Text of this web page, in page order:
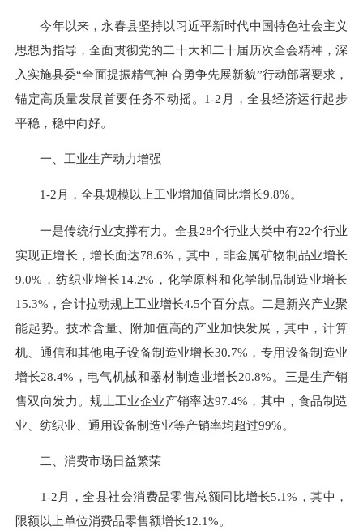
今年以来，永春县坚持以习近平新时代中国特色社会主义
思想为指导，全面贯彻党的二十大和二十届历次全会精神，深
入实施县委“全面提振精气神 奋勇争先展新貌”行动部署要求，
锚定高质量发展首要任务不动摇。1-2月，全县经济运行起步
平稳，稳中向好。
一、工业生产动力增强
1-2月，全县规模以上工业增加值同比增长9.8%。
一是传统行业支撑有力。全县28个行业大类中有22个行业
实现正增长，增长面达78.6%，其中，非金属矿物制品业增长
9.0%，纺织业增长14.2%，化学原料和化学制品制造业增长
15.3%，合计拉动规上工业增长4.5个百分点。二是新兴产业聚
能起势。技术含量、附加值高的产业加快发展，其中，计算
机、通信和其他电子设备制造业增长30.7%，专用设备制造业
增长28.4%，电气机械和器材制造业增长20.8%。三是生产销
售双向发力。规上工业企业产销率达97.4%，其中，食品制造
业、纺织业、通用设备制造业等产销率均超过99%。
二、消费市场日益繁荣
1-2月，全县社会消费品零售总额同比增长5.1%，其中，
限额以上单位消费品零售额增长12.1%。